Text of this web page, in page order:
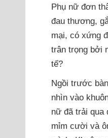
Phụ nữ đơn
đau thương,
mại, có xứng
trân trọng bởi
tế?
Ngồi trước
nhìn vào
nữ đã trải qua
mỉm cười và